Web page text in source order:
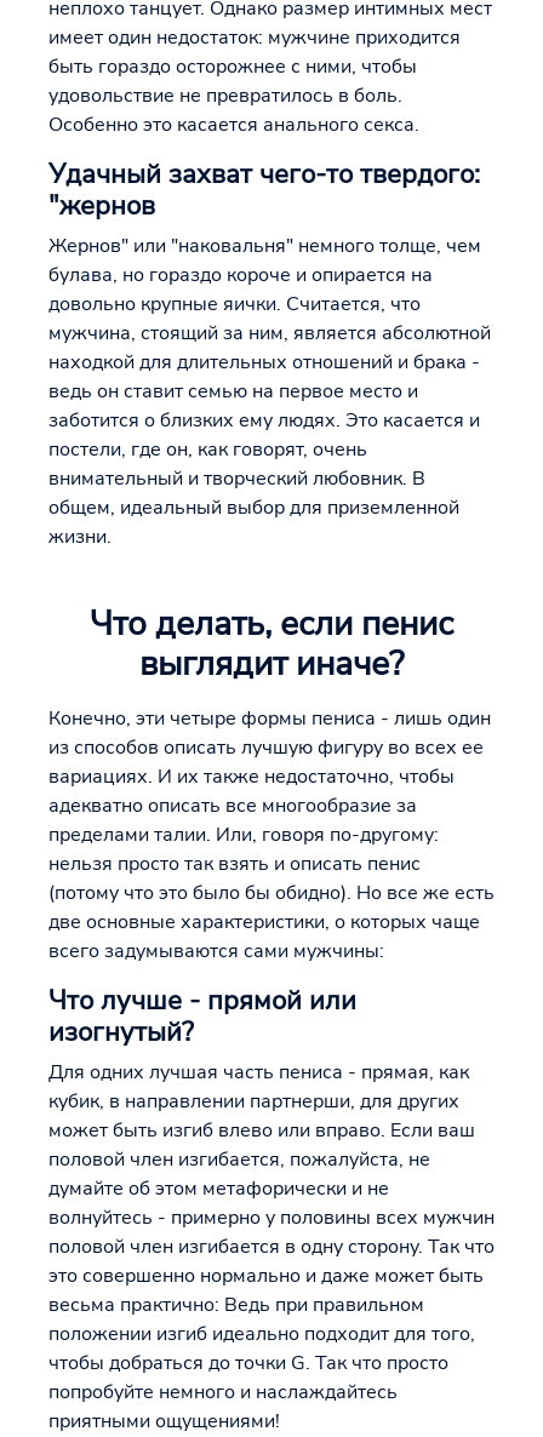
неплохо танцует. Однако размер интимных мест
имеет один недостаток: мужчине приходится
быть гораздо осторожнее с ними, чтобы
удовольствие не превратилось в боль.
Особенно это касается анального секса.
Удачный захват чего-то твердого:
"жернов
Жернов" или "наковальня" немного толще, чем
булава, но гораздо короче и опирается на
довольно крупные яички. Считается, что
мужчина, стоящий за ним, является абсолютной
находкой для длительных отношений и брака -
ведь он ставит семью на первое место и
заботится о близких ему людях. Это касается и
постели, где он, как говорят, очень
внимательный и творческий любовник. В
общем, идеальный выбор для приземленной
жизни.
Что делать, если пенис
выглядит иначе?
Конечно, эти четыре формы пениса - лишь один
из способов описать лучшую фигуру во всех ее
вариациях. И их также недостаточно, чтобы
адекватно описать все многообразие за
пределами талии. Или, говоря по-другому:
нельзя просто так взять и описать пенис
(потому что это было бы обидно). Но все же есть
две основные характеристики, о которых чаще
всего задумываются сами мужчины:
Что лучше - прямой или
изогнутый?
Для одних лучшая часть пениса - прямая, как
кубик, в направлении партнерши, для других
может быть изгиб влево или вправо. Если ваш
половой член изгибается, пожалуйста, не
думайте об этом метафорически и не
волнуйтесь - примерно у половины всех мужчин
половой член изгибается в одну сторону. Так что
это совершенно нормально и даже может быть
весьма практично: Ведь при правильном
положении изгиб идеально подходит для того,
чтобы добраться до точки G. Так что просто
попробуйте немного и наслаждайтесь
приятными ощущениями!